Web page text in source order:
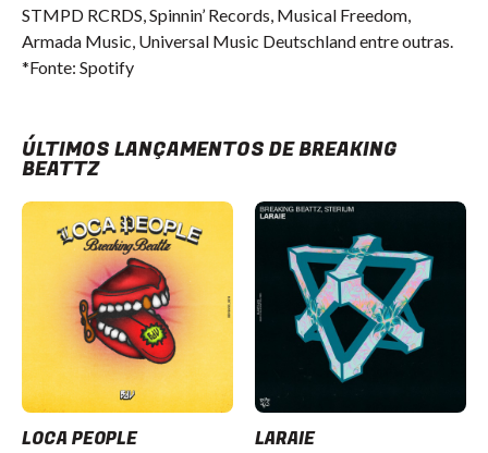
STMPD RCRDS, Spinnin’ Records, Musical Freedom,
Armada Music, Universal Music Deutschland entre outras.
*Fonte: Spotify
ÚLTIMOS LANÇAMENTOS DE BREAKING
BEATTZ
LOCA PEOPLE LARAIE